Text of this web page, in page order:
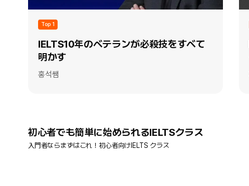
Top 1
IELTS10年のベテランが必殺技をすべて
明かす
홍석쌤
初心者でも簡単に始められるIELTSクラス
入門者ならまずはこれ！初心者向けIELTS クラス